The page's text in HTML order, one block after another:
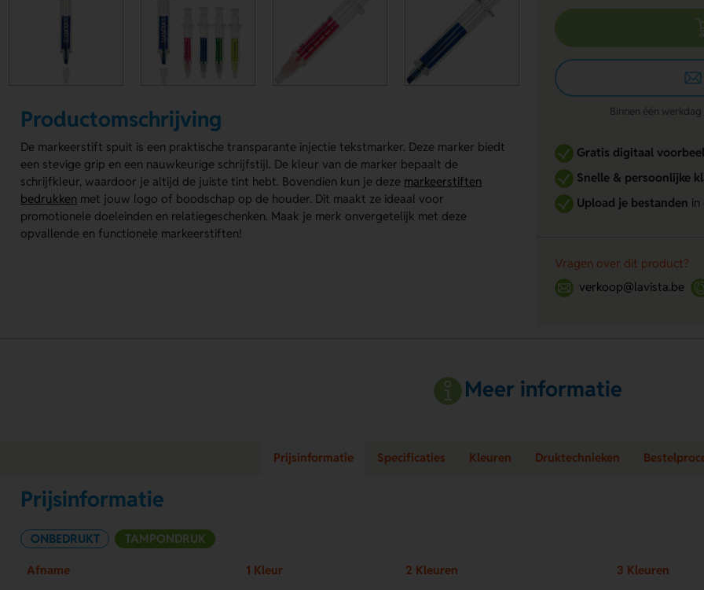
Productomschrijving
De markeerstift spuit is een praktische transparante injectie tekstmarker. Deze marker biedt
een stevige grip en een nauwkeurige schrijfstijl. De kleur van de marker bepaalt de
schrijfkleur, waardoor je altijd de juiste tint hebt. Bovendien kun je deze markeerstiften
bedrukken met jouw logo of boodschap op de houder. Dit maakt ze ideaal voor
promotionele doeleinden en relatiegeschenken. Maak je merk onvergetelijk met deze
opvallende en functionele markeerstiften!
Binnen één
Gratis digitaal
Snelle & persoonlijke
Upload je bestanden
Vragen over dit product?
verkoop@lavista.be
Meer informatie
Prijsinformatie Specificaties Kleuren Druktechnieken
Prijsinformatie
ONBEDRUKT TAMPONDRUK
Afname 1 Kleur 2 Kleuren 3 Kleuren